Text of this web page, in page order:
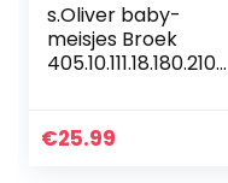
s.Oliver baby-
meisjes Broek
405.10.111.18.180.2107
€25.99